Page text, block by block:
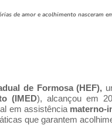
de amor e acolhimento nasceram
de Formosa (HEF),
(IMED), alcançou em
em assistência materno-
que garantem